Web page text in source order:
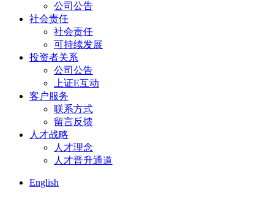
公司公告
社会责任
社会责任
可持续发展
投资者关系
公司公告
上证E互动
客户服务
联系方式
留言反馈
人才战略
人才理念
人才晋升通道
English